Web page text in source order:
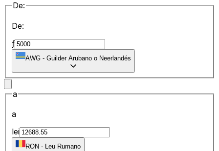
De:
De:
ƒ
AWG - Guilder Arubano o Neerlandés
a
a
lei
RON - Leu Rumano